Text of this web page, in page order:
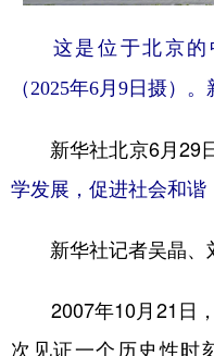
彩票 娱乐
文化产业
这是位于北京的
（2025年6月9日摄）
新华社北京6月29
学发展，促进社会和谐
新华社记者吴晶
2007年10月21日，
次见证一个历史性时